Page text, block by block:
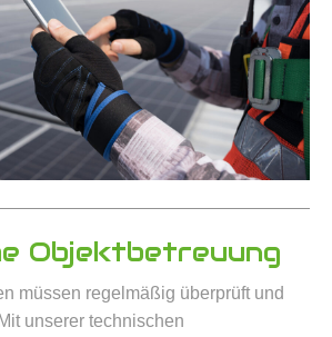
Objektbetreuung
müssen regelmäßig überprüft und
unserer technischen